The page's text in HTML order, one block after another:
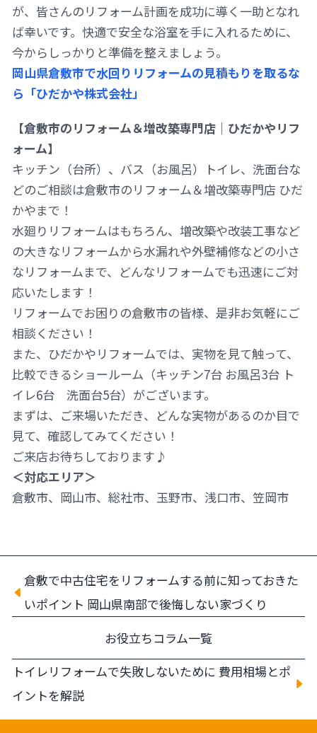
が、皆さんのリフォーム計画を成功に導く一助となれ
ば幸いです。快適で安全な浴室を手に入れるために、
今からしっかりと準備を整えましょう。
岡山県倉敷市で水回りリフォームの見積もりを取るな
ら「ひだかや株式会社」
【倉敷市のリフォーム＆増改築専門店｜ひだかやリフ
ォーム】
キッチン（台所）、バス（お風呂）トイレ、洗面台な
どのご相談は倉敷市のリフォーム＆増改築専門店 ひだ
かやまで！
水廻りリフォームはもちろん、増改築や改装工事など
の大きなリフォームから水漏れや外壁補修などの小さ
なリフォームまで、どんなリフォームでも迅速にご対
応いたします！
リフォームでお困りの倉敷市の皆様、是非お気軽にご
相談ください！
また、ひだかやリフォームでは、実物を見て触って、
比較できるショールーム（キッチン7台 お風呂3台 ト
イレ6台 洗面台5台）がございます。
まずは、ご来場いただき、どんな実物があるのか目で
見て、確認してみてください！
ご来店お待ちしております♪
＜対応エリア＞
倉敷市、岡山市、総社市、玉野市、浅口市、笠岡市
倉敷で中古住宅をリフォームする前に知っておきた
いポイント 岡山県南部で後悔しない家づくり
お役立ちコラム一覧
トイレリフォームで失敗しないために 費用相場とポ
イントを解説